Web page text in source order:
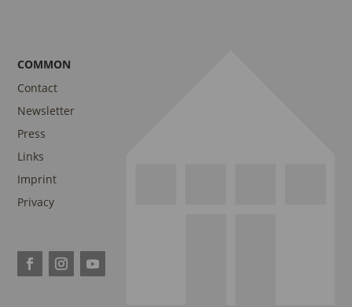
COMMON
Contact
Newsletter
Press
Links
Imprint
Privacy